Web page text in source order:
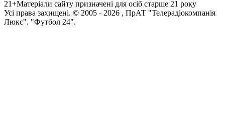
21+Матеріали сайту призначені для осіб старше 21 року
Усi права захищенi. © 2005 - 2026 , ПрАТ "Телерадіокомпанія
Люкс". "Футбол 24".